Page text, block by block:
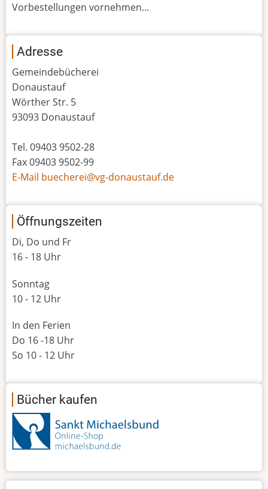
Vorbestellungen vornehmen...
Adresse
Gemeindebücherei
Donaustauf
Wörther Str. 5
93093 Donaustauf
Tel. 09403 9502-28
Fax 09403 9502-99
E-Mail buecherei@vg-donaustauf.de
Öffnungszeiten
Di, Do und Fr
16 - 18 Uhr
Sonntag
10 - 12 Uhr
In den Ferien
Do 16 -18 Uhr
So 10 - 12 Uhr
Bücher kaufen